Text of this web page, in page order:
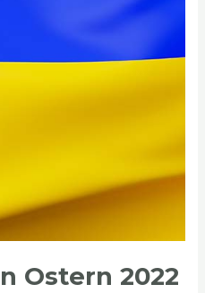
Ostern 2022